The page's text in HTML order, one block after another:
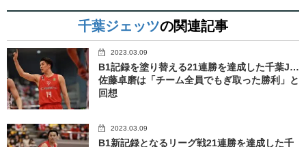
千葉ジェッツの関連記事
2023.03.09
B1記録を塗り替える21連勝を達成した千葉J…
佐藤卓磨は「チーム全員でもぎ取った勝利」と
回想
2023.03.09
B1新記録となるリーグ戦21連勝を達成した千